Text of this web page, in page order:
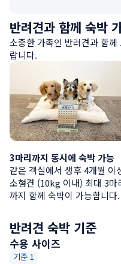
반려견과 함께 숙박
소중한 가족인 반려견과 함
랍니다.
3마리까지 동시에 숙박 가능
같은 객실에서 생후 4개월 이
소형견 (10kg 이내) 최대 3마
까지 함께 숙박이 가능합니다.
반려견 숙박 기준
수용 사이즈
기준 1